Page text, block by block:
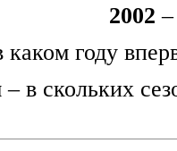
2002 –
каком году
– в скольких